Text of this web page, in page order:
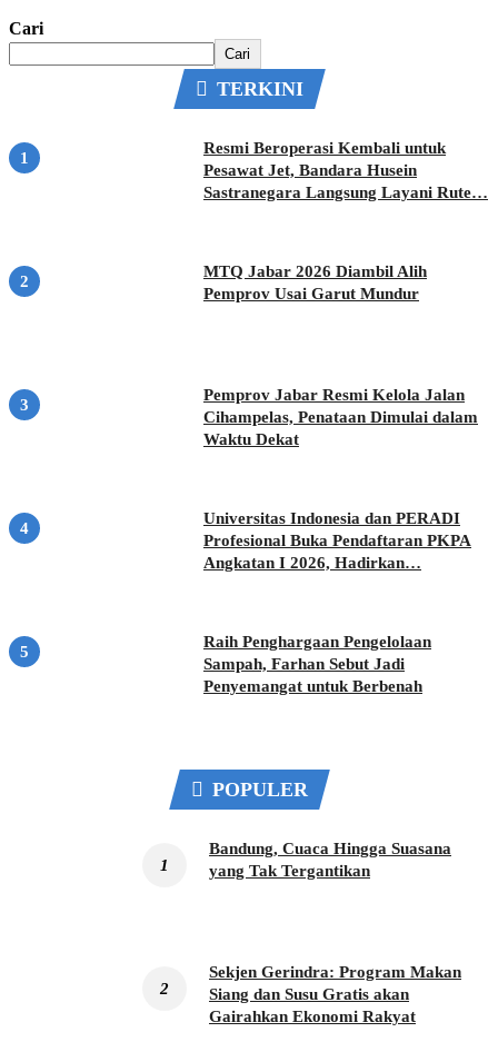
Cari
Cari
TERKINI
Resmi Beroperasi Kembali untuk
Pesawat Jet, Bandara Husein
Sastranegara Langsung Layani Rute…
MTQ Jabar 2026 Diambil Alih
Pemprov Usai Garut Mundur
Pemprov Jabar Resmi Kelola Jalan
Cihampelas, Penataan Dimulai dalam
Waktu Dekat
Universitas Indonesia dan PERADI
Profesional Buka Pendaftaran PKPA
Angkatan I 2026, Hadirkan…
Raih Penghargaan Pengelolaan
Sampah, Farhan Sebut Jadi
Penyemangat untuk Berbenah
POPULER
Bandung, Cuaca Hingga Suasana
yang Tak Tergantikan
Sekjen Gerindra: Program Makan
Siang dan Susu Gratis akan
Gairahkan Ekonomi Rakyat